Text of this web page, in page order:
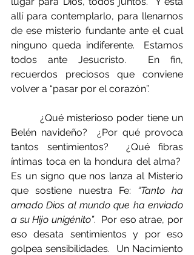
allí para contemplarlo, para llenarnos
de ese misterio fundante ante el cual
ninguno queda indiferente.  Estamos
todos ante Jesucristo.  En fin,
recuerdos preciosos que conviene
volver a “pasar por el corazón”.
¿Qué misterioso poder tiene un
Belén navideño?  ¿Por qué provoca
tantos sentimientos?  ¿Qué fibras
íntimas toca en la hondura del alma?
Es un signo que nos lanza al Misterio
que sostiene nuestra Fe: “Tanto ha
amado Dios al mundo que ha enviado
a su Hijo unigénito”.  Por eso atrae, por
eso desata sentimientos y por eso
golpea sensibilidades.  Un Nacimiento